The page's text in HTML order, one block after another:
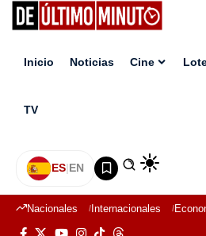
Inicio Noticias Cine
TV
ES|EN
Nacionales Internacionales